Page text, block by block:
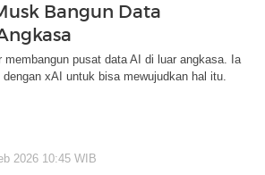
Bangun Data
pusat data AI di luar angkasa. Ia
xAI untuk bisa mewujudkan hal itu.
2026 10:45 WIB